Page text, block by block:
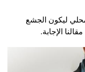
ليكون الجشع
الإجابة.